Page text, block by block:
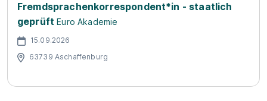
Fremdsprachenkorrespondent*in - staatlich
geprüft Euro Akademie
15.09.2026
63739 Aschaffenburg